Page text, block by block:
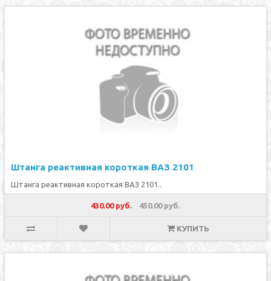
Штанга реактивная короткая ВАЗ 2101
Штанга реактивная короткая ВАЗ 2101..
430.00 руб. 450.00 руб.
КУПИТЬ